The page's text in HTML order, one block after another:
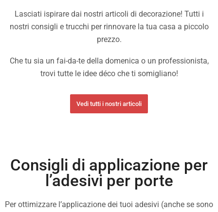
Lasciati ispirare dai nostri articoli di decorazione! Tutti i
nostri consigli e trucchi per rinnovare la tua casa a piccolo
prezzo.
Che tu sia un fai-da-te della domenica o un professionista,
trovi tutte le idee déco che ti somigliano!
Vedi tutti i nostri articoli
Consigli di applicazione per
l’adesivi per porte
Per ottimizzare l’applicazione dei tuoi adesivi (anche se sono